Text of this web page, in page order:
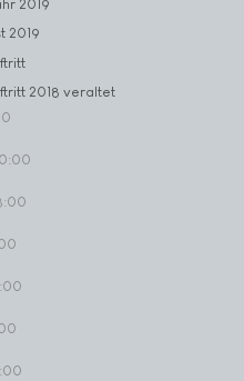
2019
2019
2018 veraltet